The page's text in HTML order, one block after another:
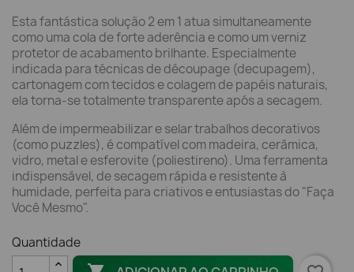
Esta fantástica solução 2 em 1 atua simultaneamente
como uma cola de forte aderência e como um verniz
protetor de acabamento brilhante. Especialmente
indicada para técnicas de découpage (decupagem),
cartonagem com tecidos e colagem de papéis naturais,
ela torna-se totalmente transparente após a secagem.
Além de impermeabilizar e selar trabalhos decorativos
(como puzzles), é compatível com madeira, cerâmica,
vidro, metal e esferovite (poliestireno). Uma ferramenta
indispensável, de secagem rápida e resistente à
humidade, perfeita para criativos e entusiastas do "Faça
Você Mesmo".
Quantidade